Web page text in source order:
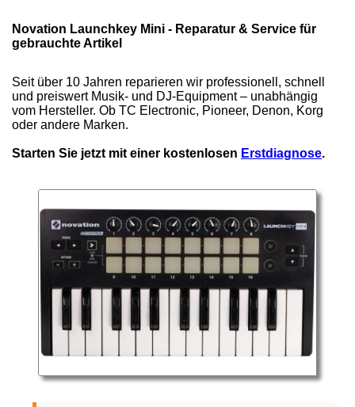
Novation Launchkey Mini - Reparatur & Service für
gebrauchte Artikel
Seit über 10 Jahren reparieren wir professionell, schnell
und preiswert Musik- und DJ-Equipment – unabhängig
vom Hersteller. Ob TC Electronic, Pioneer, Denon, Korg
oder andere Marken.
Starten Sie jetzt mit einer kostenlosen Erstdiagnose.